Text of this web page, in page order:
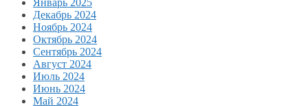
Январь 2025
Декабрь 2024
Ноябрь 2024
Октябрь 2024
Сентябрь 2024
Август 2024
Июль 2024
Июнь 2024
Май 2024